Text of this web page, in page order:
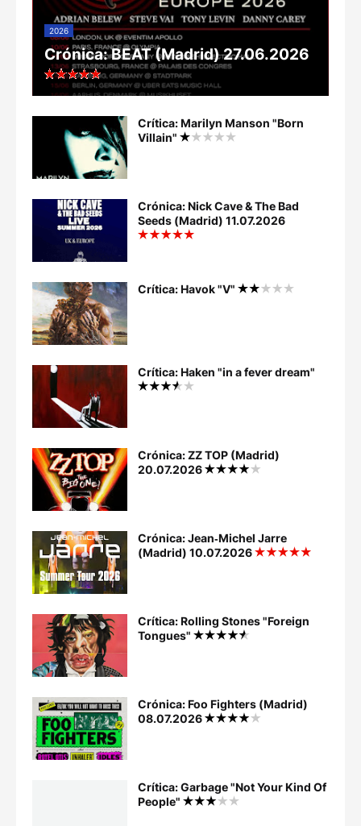
2026
Crónica: BEAT (Madrid) 27.06.2026
Crítica: Marilyn Manson "Born
Villain"
Crónica: Nick Cave & The Bad
Seeds (Madrid) 11.07.2026
Crítica: Havok "V"
Crítica: Haken "in a fever dream"
Crónica: ZZ TOP (Madrid)
20.07.2026
Crónica: Jean‐Michel Jarre
(Madrid) 10.07.2026
Crítica: Rolling Stones "Foreign
Tongues"
Crónica: Foo Fighters (Madrid)
08.07.2026
Crítica: Garbage "Not Your Kind Of
People"